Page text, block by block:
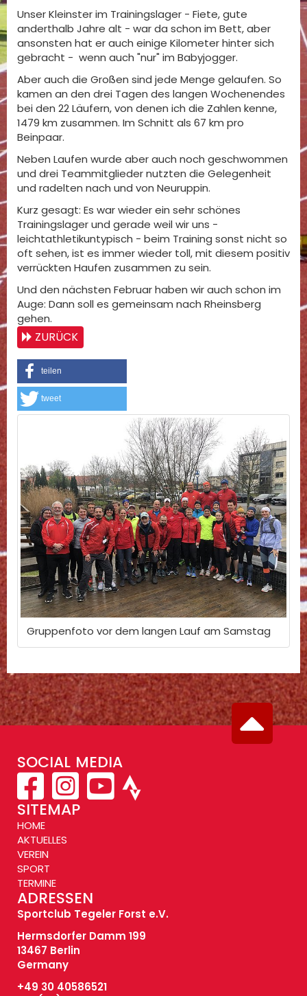
Unser Kleinster im Trainingslager - Fiete, gute
anderthalb Jahre alt - war da schon im Bett, aber
ansonsten hat er auch einige Kilometer hinter sich
gebracht - wenn auch "nur" im Babyjogger.
Aber auch die Großen sind jede Menge gelaufen. So
kamen an den drei Tagen des langen Wochenendes
bei den 22 Läufern, von denen ich die Zahlen kenne,
1479 km zusammen. Im Schnitt als 67 km pro
Beinpaar.
Neben Laufen wurde aber auch noch geschwommen
und drei Teammitglieder nutzten die Gelegenheit
und radelten nach und von Neuruppin.
Kurz gesagt: Es war wieder ein sehr schönes
Trainingslager und gerade weil wir uns -
leichtathletikuntypisch - beim Training sonst nicht so
oft sehen, ist es immer wieder toll, mit diesem positiv
verrückten Haufen zusammen zu sein.
Und den nächsten Februar haben wir auch schon im
Auge: Dann soll es gemeinsam nach Rheinsberg
gehen.
ZURÜCK
teilen
tweet
Gruppenfoto vor dem langen Lauf am Samstag
SOCIAL MEDIA
SITEMAP
HOME
AKTUELLES
VEREIN
SPORT
TERMINE
ADRESSEN
Sportclub Tegeler Forst e.V.
Hermsdorfer Damm 199
13467 Berlin
Germany
+49 30 40586521